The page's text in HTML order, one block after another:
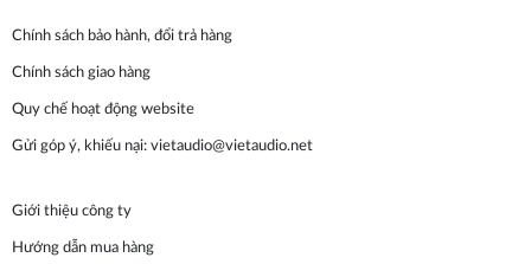
Chính sách bảo hành, đổi trả hàng
Chính sách giao hàng
Quy chế hoạt động website
Gửi góp ý, khiếu nại: vietaudio@vietaudio.net
Giới thiệu công ty
Hướng dẫn mua hàng